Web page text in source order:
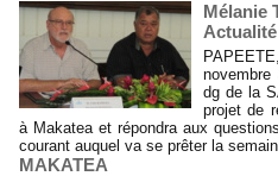
Mélanie
dg de la
projet de
à Makatea et répondra aux
courant auquel va se prêter la
MAKATEA